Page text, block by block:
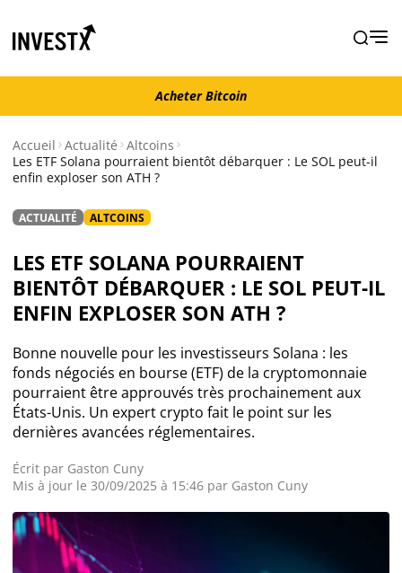
Acheter Bitcoin
Actualité
Actualité Bitcoin
Actualité Ethereum
Actualité Altcoins
Actualité NFT
Actualité Exchanges
Actualité IA
Guides
Acheter Bitcoin
Accueil Actualité Altcoins
Les ETF Solana pourraient bientôt débarquer : Le SOL peut-il
enfin exploser son ATH ?
ACTUALITÉ ALTCOINS
LES ETF SOLANA POURRAIENT
BIENTÔT DÉBARQUER : LE SOL PEUT-IL
ENFIN EXPLOSER SON ATH ?
Bonne nouvelle pour les investisseurs Solana : les
fonds négociés en bourse (ETF) de la cryptomonnaie
pourraient être approuvés très prochainement aux
États-Unis. Un expert crypto fait le point sur les
dernières avancées réglementaires.
Écrit par Gaston Cuny
Mis à jour le 30/09/2025 à 15:46 par Gaston Cuny